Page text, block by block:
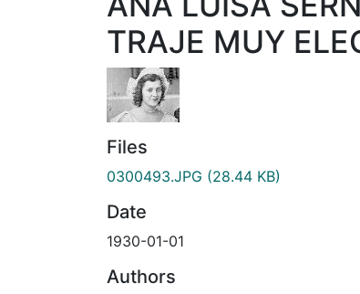
TRAJE MUY
Files
0300493.JPG (28.44 KB)
Date
1930-01-01
Authors